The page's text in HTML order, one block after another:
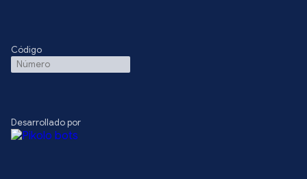
Código
Desarrollado por